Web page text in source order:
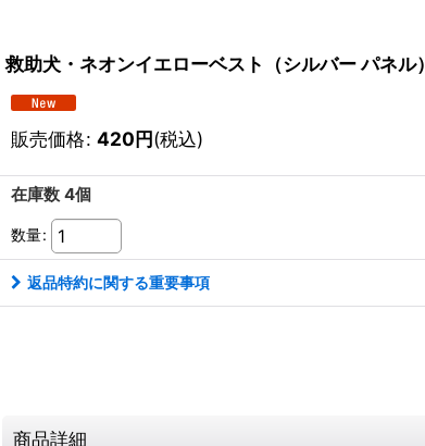
救助犬・ネオンイエローベスト（シルバー パネル）
販売価格: 420円(税込)
在庫数 4個
数量:
返品特約に関する重要事項
商品詳細